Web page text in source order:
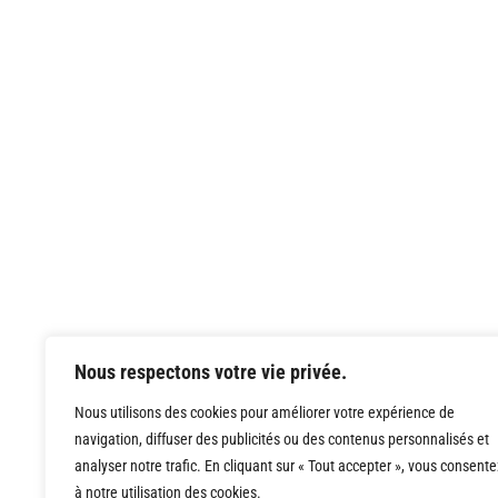
Nous respectons votre vie privée.
Nous utilisons des cookies pour améliorer votre expérience de
navigation, diffuser des publicités ou des contenus personnalisés et
analyser notre trafic. En cliquant sur « Tout accepter », vous
à notre utilisation des cookies.